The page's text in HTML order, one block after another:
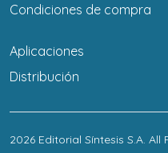
Condiciones de compra
Aplicaciones
Distribución
2026 Editorial Síntesis S.A. All